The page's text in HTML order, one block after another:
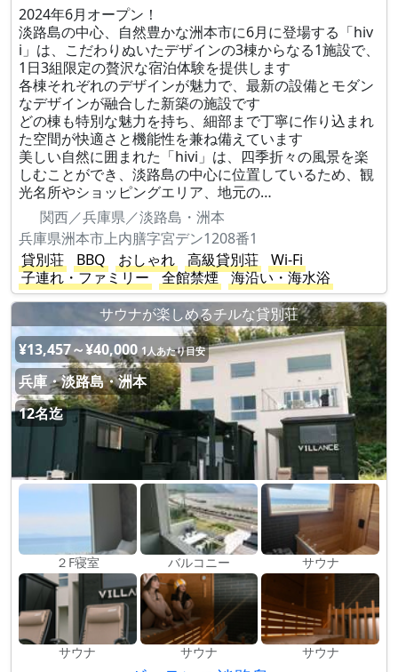
2024年6月オープン！
淡路島の中心、自然豊かな洲本市に6月に登場する「hiv
i」は、こだわりぬいたデザインの3棟からなる1施設で、
1日3組限定の贅沢な宿泊体験を提供します
各棟それぞれのデザインが魅力で、最新の設備とモダン
なデザインが融合した新築の施設です
どの棟も特別な魅力を持ち、細部まで丁寧に作り込まれ
た空間が快適さと機能性を兼ね備えています
美しい自然に囲まれた「hivi」は、四季折々の風景を楽
しむことができ、淡路島の中心に位置しているため、観
光名所やショッピングエリア、地元の…
関西／兵庫県／淡路島・洲本
兵庫県洲本市上内膳字宮デン1208番1
貸別荘
BBQ おしゃれ 高級貸別荘
Wi-Fi
子連れ・ファミリー
全館禁煙
海沿い・海水浴
サウナが楽しめるチルな貸別荘
¥13,457～¥40,000 1人あたり目安
兵庫・淡路島・洲本
12名迄
２F寝室 バルコニー サウナ
サウナ サウナ サウナ